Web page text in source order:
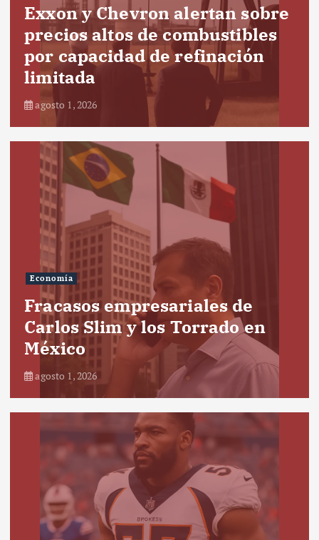
Exxon y Chevron alertan sobre
precios altos de combustibles
por capacidad de refinación
limitada
agosto 1, 2026
Economía
Fracasos empresariales de
Carlos Slim y los Torrado en
México
agosto 1, 2026